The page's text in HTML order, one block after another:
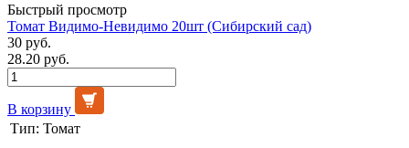
Быстрый просмотр
Томат Видимо-Невидимо 20шт (Сибирский сад)
30 руб.
28.20 руб.
В корзину
Тип: Томат